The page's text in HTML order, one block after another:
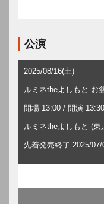
公演
2025/08/16(土)
ルミネtheよしもと お
開場 13:00 / 開演 13:30
ルミネtheよしもと (東
先着発売終了 2025/